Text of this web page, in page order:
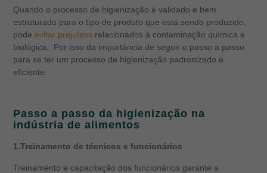
Quando o processo de higienização é validado e bem
estruturado para o tipo de produto que está sendo produzido,
podeevitar prejuízos relacionados à contaminação química e
biológica. Por isso da importância de seguir o passo a passo
para se ter um processo de higienização padronizado e
eficiente.
Passo a passo da higienização na
indústria de alimentos
1.Treinamento de técnicos e funcionários
Treinamento e capacitação dos funcionários garante a